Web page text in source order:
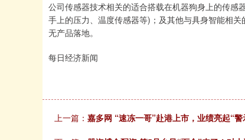
公司传感器技术相关的适合搭载在机器狗身上的传
手上的压力、温度传感器等)；及其他与具身智能相
无产品落地。
每日经济新闻
上一篇： 嘉多网 “速冻一哥”赴港上市，业绩亮起“警